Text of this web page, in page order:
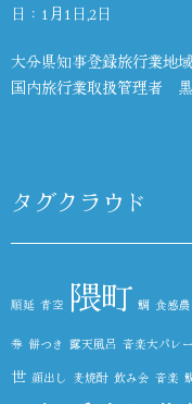
日：1月1日,2日
大分県知事登録旅行業地
国内旅行業取扱管理者
タグクラウド
順延 青空 隈町 鯛 食感農
券 餅つき 露天風呂 音楽大パレ
世 顔出し 麦焼酎 飲み会 音楽